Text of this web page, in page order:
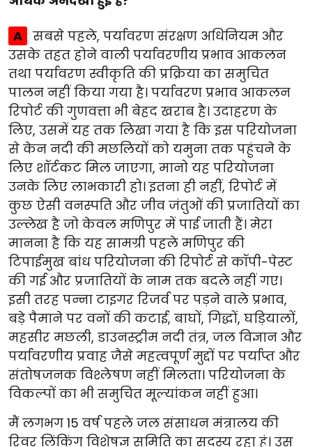
A सबसे पहले, पर्यावरण संरक्षण अधिनियम और
उसके तहत होने वाली पर्यावरणीय प्रभाव आकलन
तथा पर्यावरण स्वीकृति की प्रक्रिया का समुचित
पालन नहीं किया गया है। पर्यावरण प्रभाव आकलन
रिपोर्ट की गुणवत्ता भी बेहद खराब है। उदाहरण के
लिए, उसमें यह तक लिखा गया है कि इस परियोजना
से केन नदी की मछलियों को यमुना तक पहुंचने के
लिए शॉर्टकट मिल जाएगा, मानो यह परियोजना
उनके लिए लाभकारी हो। इतना ही नहीं, रिपोर्ट में
कुछ ऐसी वनस्पति और जीव जंतुओं की प्रजातियों का
उल्लेख है जो केवल मणिपुर में पाई जाती हैं। मेरा
मानना है कि यह सामग्री पहले मणिपुर की
टिपाईमुख बांध परियोजना की रिपोर्ट से कॉपी-पेस्ट
की गई और प्रजातियों के नाम तक बदले नहीं गए।
इसी तरह पन्ना टाइगर रिजर्व पर पड़ने वाले प्रभाव,
बड़े पैमाने पर वनों की कटाई, बाघों, गिद्धों, घड़ियालों,
महसीर मछली, डाउनस्ट्रीम नदी तंत्र, जल विज्ञान और
पर्यावरणीय प्रवाह जैसे महत्वपूर्ण मुद्दों पर पर्याप्त और
संतोषजनक विश्लेषण नहीं मिलता। परियोजना के
विकल्पों का भी समुचित मूल्यांकन नहीं हुआ।
मैं लगभग 15 वर्ष पहले जल संसाधन मंत्रालय की
रिवर लिंकिंग विशेषज्ञ समिति का सदस्य रहा हूं। उस